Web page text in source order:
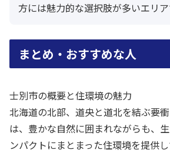
方には魅力的な選択肢が多いエリア
まとめ・おすすめな人
士別市の概要と住環境の魅力
北海道の北部、道央と道北を結ぶ要
は、豊かな自然に囲まれながらも、
ンパクトにまとまった住環境を提供